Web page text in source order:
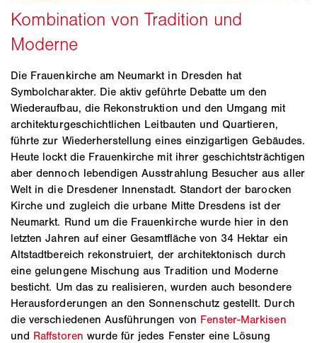
Die Frauenkirche am Neumarkt in Dresden hat
Symbolcharakter. Die aktiv geführte Debatte um den
Wiederaufbau, die Rekonstruktion und den Umgang mit
architekturgeschichtlichen Leitbauten und Quartieren,
führte zur Wiederherstellung eines einzigartigen Gebäudes.
Heute lockt die Frauenkirche mit ihrer geschichtsträchtigen
aber dennoch lebendigen Ausstrahlung Besucher aus aller
Welt in die Dresdener Innenstadt. Standort der barocken
Kirche und zugleich die urbane Mitte Dresdens ist der
Neumarkt. Rund um die Frauenkirche wurde hier in den
letzten Jahren auf einer Gesamtfläche von 34 Hektar ein
Altstadtbereich rekonstruiert, der architektonisch durch
eine gelungene Mischung aus Tradition und Moderne
besticht. Um das zu realisieren, wurden auch besondere
Herausforderungen an den Sonnenschutz gestellt. Durch
die verschiedenen Ausführungen von Fenster-Markisen
und Raffstoren wurde für jedes Fenster eine Lösung